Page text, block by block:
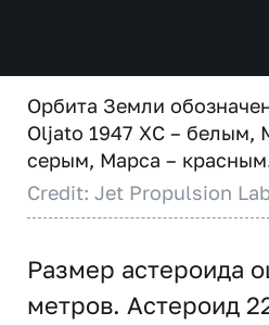
Орбита Земли
Oljato 1947 XC – белым,
серым, Марса –
Credit: Jet Propulsion
Размер астероида
метров. Астероид